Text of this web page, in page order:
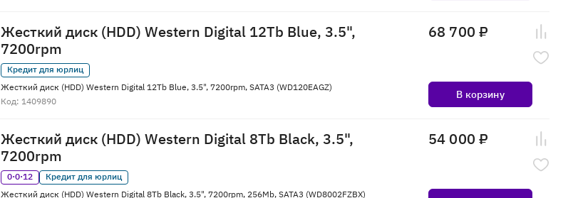
Жесткий диск (HDD) Western Digital 12Tb Blue, 3.5",
7200rpm
Кредит для юрлиц
Жесткий диск (HDD) Western Digital 12Tb Blue, 3.5", 7200rpm, SATA3 (WD120EAGZ)
Код: 1409890
68 700 ₽
В корзину
Жесткий диск (HDD) Western Digital 8Tb Black, 3.5",
7200rpm
0·0·12
Кредит для юрлиц
Жесткий диск (HDD) Western Digital 8Tb Black, 3.5", 7200rpm, 256Mb, SATA3 (WD8002FZBX)
54 000 ₽